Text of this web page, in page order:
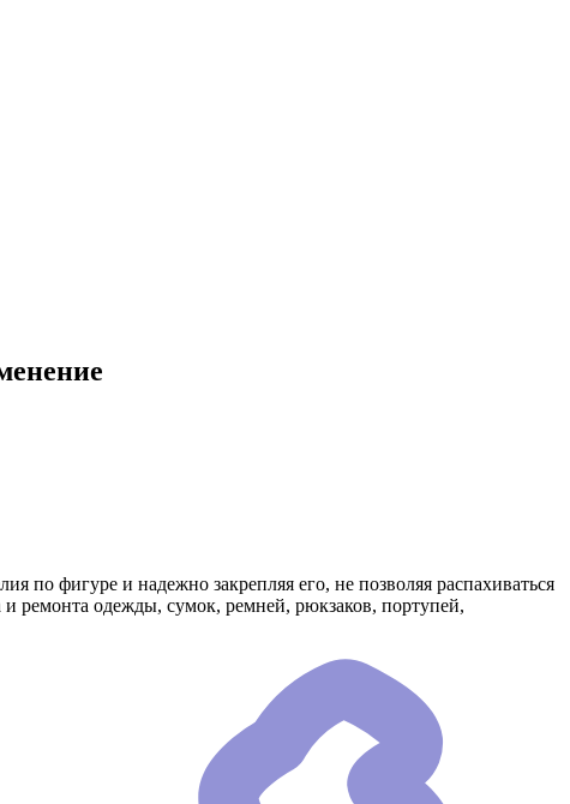
по фигуре и надежно закрепляя его, не позволяя распахиваться
ремонта одежды, сумок, ремней, рюкзаков, портупей,